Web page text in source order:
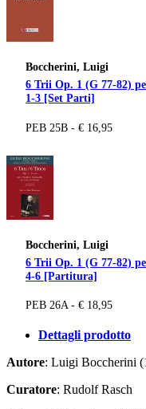
Boccherini, Luigi
6 Trii Op. 1 (G 77-82)
1-3 [Set Parti]
PEB 25B - € 16,95
Boccherini, Luigi
6 Trii Op. 1 (G 77-82)
4-6 [Partitura]
PEB 26A - € 18,95
Dettagli prodotto
Autore: Luigi Boccherini
Curatore: Rudolf Rasch